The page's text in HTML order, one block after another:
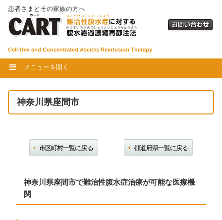
患者さまとその家族の方へ
Cell-free and Concentrated Ascites Reinfusion Therapy
メニューを開く
神奈川県座間市
市区町村一覧に戻る 都道府県一覧に戻る
神奈川県座間市で難治性腹水症治療が可能な医療機
関